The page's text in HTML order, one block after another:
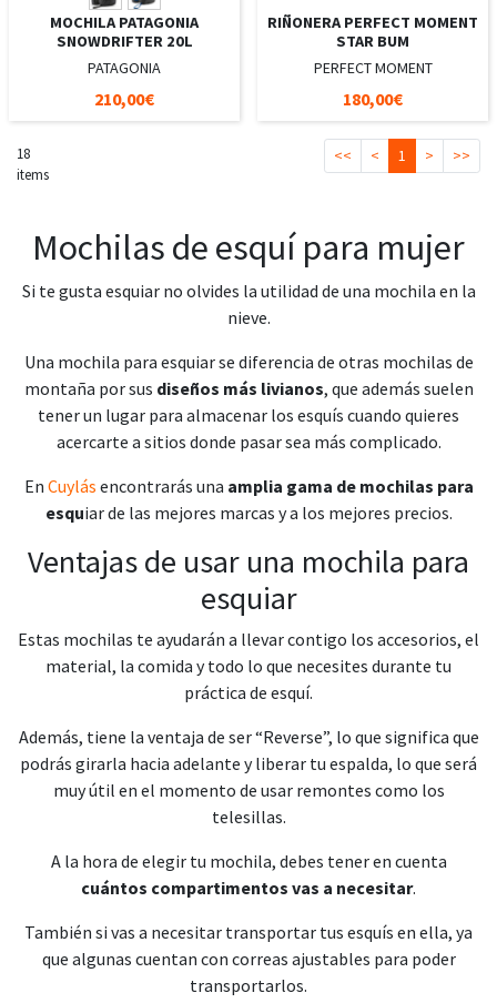
MOCHILA PATAGONIA
SNOWDRIFTER 20L
PATAGONIA
210,00€
RIÑONERA PERFECT MOMENT
STAR BUM
PERFECT MOMENT
180,00€
18
items
<< < 1 > >>
Mochilas de esquí para mujer
Si te gusta esquiar no olvides la utilidad de una mochila en la
nieve.
Una mochila para esquiar se diferencia de otras mochilas de
montaña por sus diseños más livianos, que además suelen
tener un lugar para almacenar los esquís cuando quieres
acercarte a sitios donde pasar sea más complicado.
En Cuylás encontrarás una amplia gama de mochilas para
esquiar de las mejores marcas y a los mejores precios.
Ventajas de usar una mochila para
esquiar
Estas mochilas te ayudarán a llevar contigo los accesorios, el
material, la comida y todo lo que necesites durante tu
práctica de esquí.
Además, tiene la ventaja de ser “Reverse”, lo que significa que
podrás girarla hacia adelante y liberar tu espalda, lo que será
muy útil en el momento de usar remontes como los
telesillas.
A la hora de elegir tu mochila, debes tener en cuenta
cuántos compartimentos vas a necesitar.
También si vas a necesitar transportar tus esquís en ella, ya
que algunas cuentan con correas ajustables para poder
transportarlos.